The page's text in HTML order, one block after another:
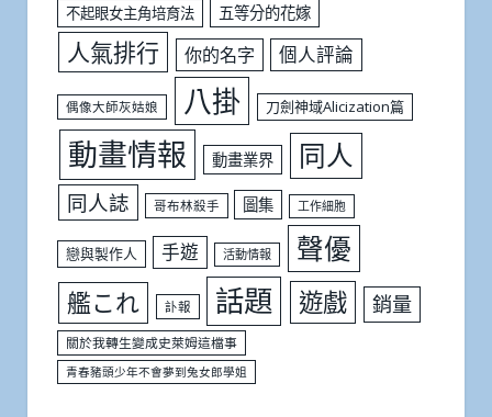
不起眼女主角培育法 五等分的花嫁
人氣排行 你的名字 個人評論
偶像大師灰姑娘 八掛 刀劍神域Alicization篇
動畫情報 動畫業界 同人
同人誌 哥布林殺手 圖集 工作細胞
戀與製作人 手遊 活動情報 聲優
艦これ 訃報 話題 遊戲 銷量
關於我轉生變成史萊姆這檔事
青春豬頭少年不會夢到兔女郎學姐